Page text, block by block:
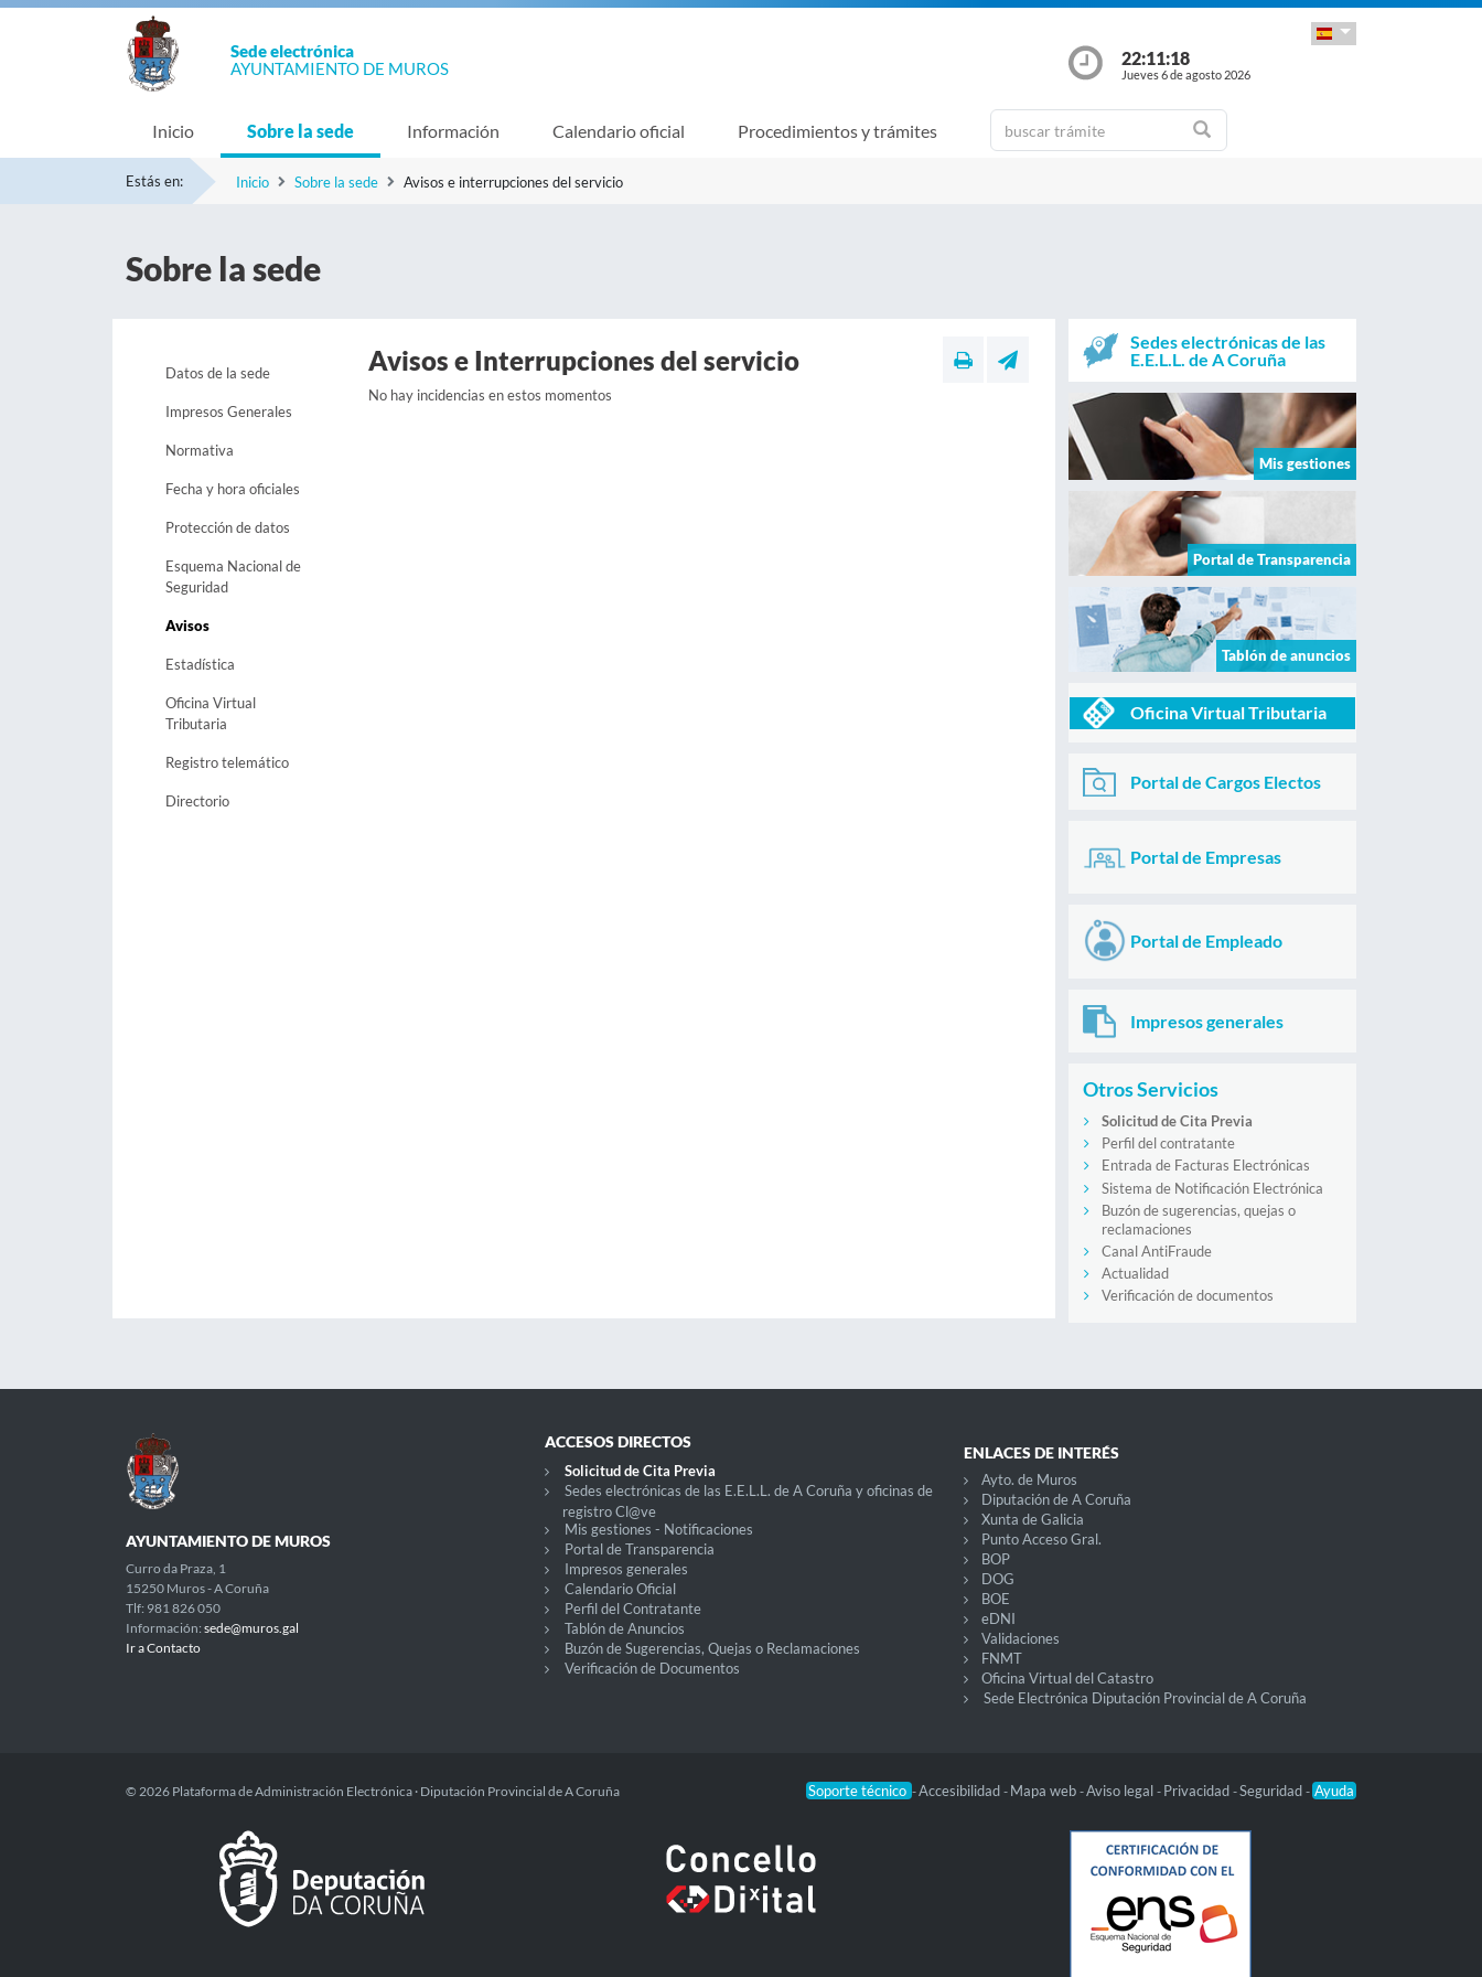
Sede electrónica
AYUNTAMIENTO DE MUROS
22:11:19
Jueves 6 de agosto 2026
Inicio Sobre la sede Información Calendario oficial Procedimientos y trámites
Estás en: Inicio Sobre la sede Avisos e interrupciones del servicio
Sobre la sede
Datos de la sede
Impresos Generales
Normativa
Fecha y hora oficiales
Protección de datos
Esquema Nacional de
Seguridad
Avisos
Estadística
Oficina Virtual
Tributaria
Registro telemático
Directorio
Avisos e Interrupciones del servicio
No hay incidencias en estos momentos
Sedes electrónicas de las
E.E.L.L. de A Coruña
Mis gestiones
Portal de Transparencia
Tablón de anuncios
Oficina Virtual Tributaria
Portal de Cargos Electos
Portal de Empresas
Portal de Empleado
Impresos generales
Otros Servicios
Solicitud de Cita Previa
Perfil del contratante
Entrada de Facturas Electrónicas
Sistema de Notificación Electrónica
Buzón de sugerencias, quejas o
reclamaciones
Canal AntiFraude
Actualidad
Verificación de documentos
AYUNTAMIENTO DE MUROS
Curro da Praza, 1
15250 Muros - A Coruña
Tlf: 981 826 050
Información: sede@muros.gal
Ir a Contacto
ACCESOS DIRECTOS
Solicitud de Cita Previa
Sedes electrónicas de las E.E.L.L. de A Coruña y oficinas de
registro Cl@ve
Mis gestiones - Notificaciones
Portal de Transparencia
Impresos generales
Calendario Oficial
Perfil del Contratante
Tablón de Anuncios
Buzón de Sugerencias, Quejas o Reclamaciones
Verificación de Documentos
ENLACES DE INTERÉS
Ayto. de Muros
Diputación de A Coruña
Xunta de Galicia
Punto Acceso Gral.
BOP
DOG
BOE
eDNI
Validaciones
FNMT
Oficina Virtual del Catastro
Sede Electrónica Diputación Provincial de A Coruña
Soporte técnico -Accesibilidad - Mapa web -Aviso legal - Privacidad -Seguridad - Ayuda
© 2026 Plataforma de Administración Electrónica · Diputación Provincial de A Coruña